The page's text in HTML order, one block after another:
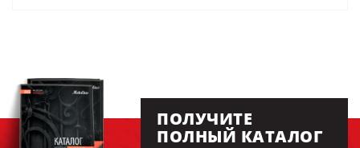
ПОЛУЧИТЕ
ПОЛНЫЙ КАТАЛОГ